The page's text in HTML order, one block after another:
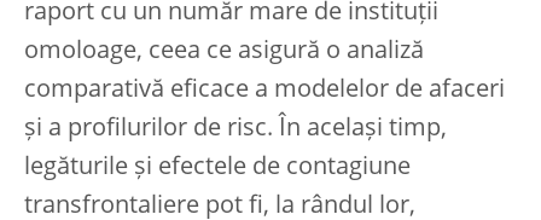
raport cu un număr mare de instituții
omoloage, ceea ce asigură o analiză
comparativă eficace a modelelor de afaceri
și a profilurilor de risc. În același timp,
legăturile și efectele de contagiune
transfrontaliere pot fi, la rândul lor,